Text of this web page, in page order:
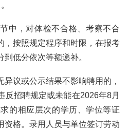
中，对体检不合格、考察不合
，按照规定程序和时限，在报考
低分依次等额递补。
异议或公示结果不影响聘用的，
反招聘规定或未能在2026年8月
的相应层次的学历、学位等证
资格。录用人员与单位签订劳动